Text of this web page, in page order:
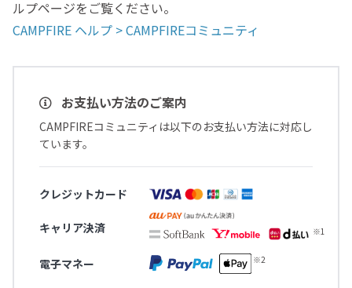
ルプページをご覧ください。
CAMPFIRE ヘルプ > CAMPFIREコミュニティ
お支払い方法のご案内
CAMPFIREコミュニティは以下のお支払い方法に対応し
ています。
クレジットカード
キャリア決済
電子マネー